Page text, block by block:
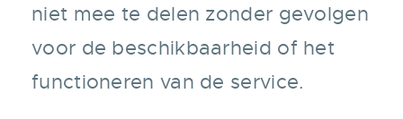
niet mee te delen zonder gevolgen
voor de beschikbaarheid of het
functioneren van de service.